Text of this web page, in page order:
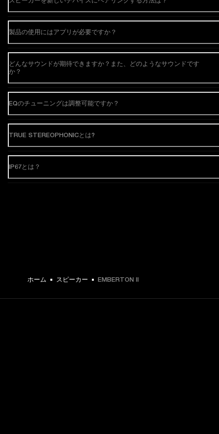
製品の使用にはアプリが必要ですか？
どんなサウンドが期待できますか？また、どのようなサウンドです
か？
EQのチューニングは調整可能ですか？
TRUE STEREOPHONICとは?
IP67とは？
ホーム スピーカー EMBERTON II